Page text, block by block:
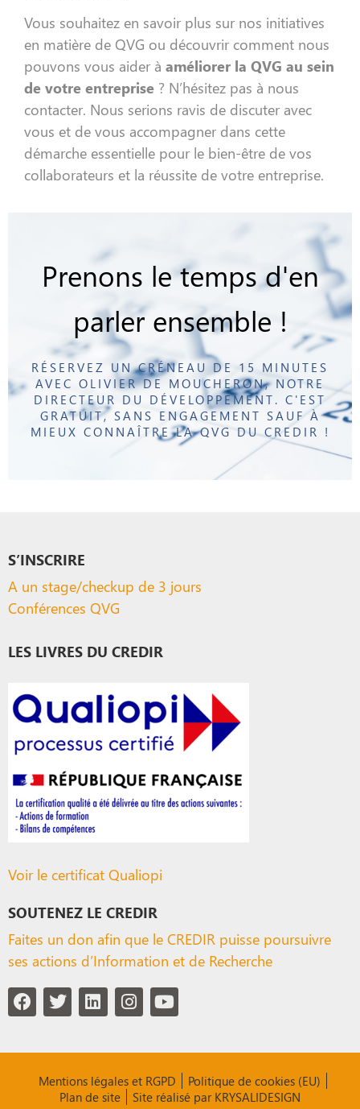
Vous souhaitez en savoir plus sur nos initiatives
en matière de QVG ou découvrir comment nous
pouvons vous aider à améliorer la QVG au sein
de votre entreprise ? N’hésitez pas à nous
contacter. Nous serions ravis de discuter avec
vous et de vous accompagner dans cette
démarche essentielle pour le bien-être de vos
collaborateurs et la réussite de votre entreprise.
Prenons le temps d'en
parler ensemble !
RÉSERVEZ UN CRÉNEAU DE 15 MINUTES
AVEC OLIVIER DE MOUCHERON, NOTRE
DIRECTEUR DU DÉVELOPPEMENT. C'EST
GRATUIT, SANS ENGAGEMENT SAUF À
MIEUX CONNAÎTRE LA QVG DU CREDIR !
S’INSCRIRE
A un stage/checkup de 3 jours
Conférences QVG
LES LIVRES DU CREDIR
Voir le certificat Qualiopi
SOUTENEZ LE CREDIR
Faites un don afin que le CREDIR puisse poursuivre
ses actions d’Information et de Recherche
Mentions légales et RGPD
Politique de cookies (EU)
Plan de site
Site réalisé par KRYSALIDESIGN